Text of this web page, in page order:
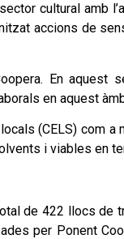
cultural amb
accions de
En aquest
en aquest
(CELS) com a
i viables en
de 422 llocs
per Ponent